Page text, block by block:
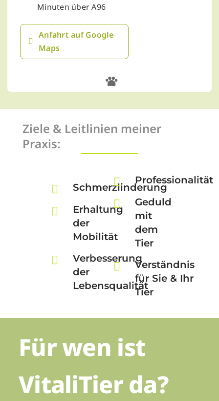
Minuten über A96
Anfahrt auf Google
Maps
Ziele & Leitlinien meiner
Praxis:
Schmerzlinderung
Erhaltung
der
Mobilität
Verbesserung
der
Lebensqualität
Professionalität
Geduld
mit
dem
Tier
Verständnis
für Sie & Ihr
Tier
Für wen ist
VitaliTier da?